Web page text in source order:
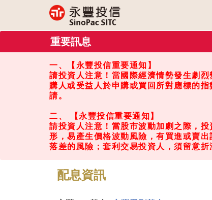
重要訊息
一、【永豐投信重要通知】
請投資人注意！當國際經濟情勢發生劇
購人或受益人於申購或買回所對應標的
請。
二、 【永豐投信重要通知】
請投資人注意！當股市波動加劇之際，
形，易產生價格波動風險，有買進或賣
落差的風險；套利交易投資人，須留意折
配息資訊